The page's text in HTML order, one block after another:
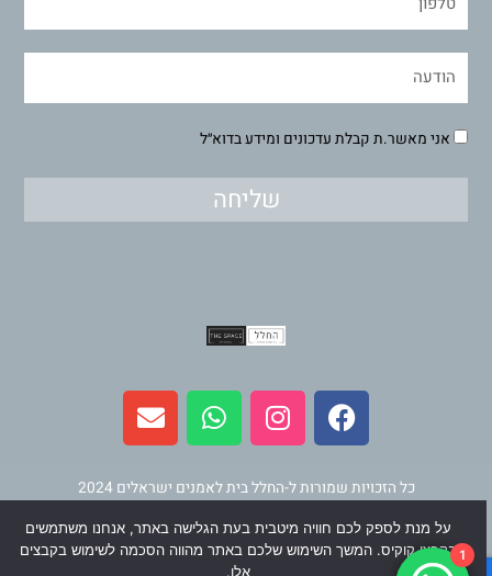
אני מאשר.ת קבלת עדכונים ומידע בדוא״ל
שליחה
F
a
c
b
o
o
I
n
s
a
g
r
W
h
a
s
a
p
E
n
v
l
o
p
כל הזכויות שמורות ל-החלל בית לאמנים ישראלים 2024
תחזוקה ופיתוחוינר מדיה
1
על מנת לספק לכם חוויה מיטבית בעת הגלישה באתר, אנחנו משתמשים
בקבצי קוקיס. המשך השימוש שלכם באתר מהווה הסכמה לשימוש בקבצים
אלו.